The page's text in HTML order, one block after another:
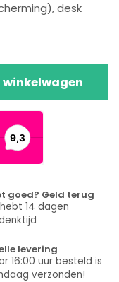
desk
goed? Geld terug
14 dagen
levering
16:00 uur besteld is
verzonden!